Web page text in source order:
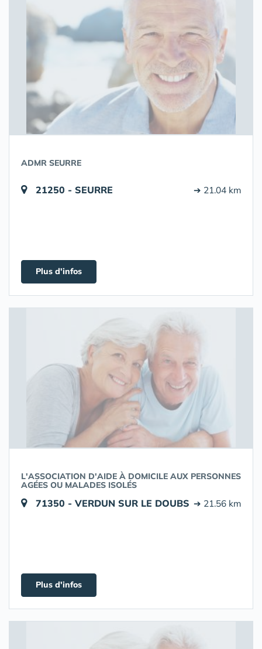
ADMR SEURRE
21250 - SEURRE ➔ 21.04 km
Plus d'infos
L'ASSOCIATION D'AIDE À DOMICILE AUX PERSONNES
AGÉES OU MALADES ISOLÉS
71350 - VERDUN SUR LE DOUBS ➔ 21.56 km
Plus d'infos